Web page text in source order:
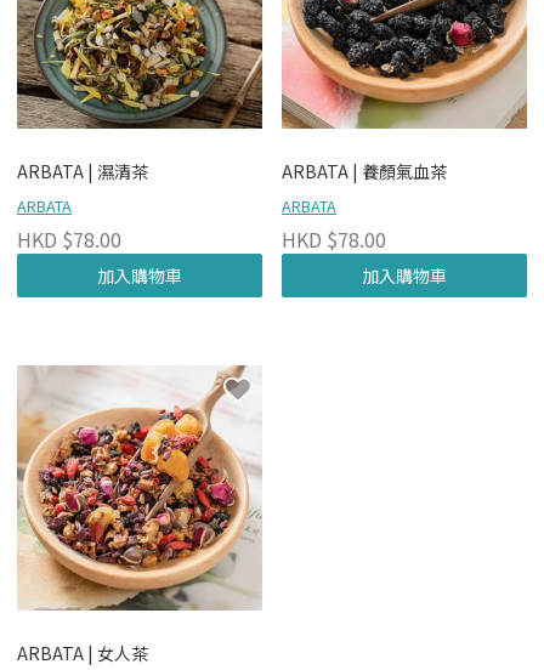
ARBATA | 濕清茶
ARBATA
HKD $78.00
加入購物車
ARBATA | 養顏氣血茶
ARBATA
HKD $78.00
加入購物車
ARBATA | 女人茶